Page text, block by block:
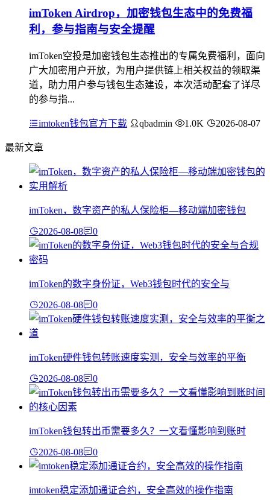
imToken Airdrop，加密钱包生态中的免费福
利，参与指南与安全提醒
imToken空投是加密钱包生态推出的专属免费福利，面向
广大加密用户开放，为用户提供链上相关权益的领取渠
道，助力用户参与钱包生态建设，本次活动配套了详尽
的参与指...
imtoken钱包官方下载 qbadmin 1.0K 2026-08-07
最新文章
imToken，数字资产的私人保险柜—移动端加密钱包
2026-08-08 0
imToken的数字身份证，Web3钱包时代的安全与
2026-08-08 0
imToken硬件钱包转账速度实测，安全与效率的平衡
2026-08-08 0
imToken钱包转出币需要多久？一文看懂影响到账时
2026-08-08 0
imtoken稳定添加通证合约，安全高效的操作指南